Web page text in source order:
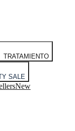
TRATAMIENTO
SALE
New